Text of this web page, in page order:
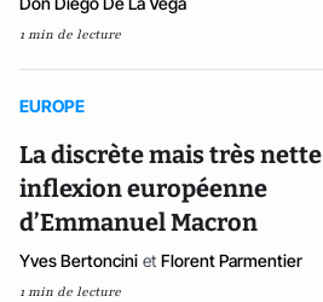
1 min de lecture
EUROPE
La discrète mais très nette
inflexion européenne
d’Emmanuel Macron
Yves Bertoncini et Florent Parmentier
1 min de lecture